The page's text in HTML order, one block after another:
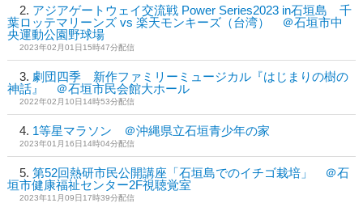
アジアゲートウェイ交流戦 Power Series2023 in石垣島 千
葉ロッテマリーンズ vs 楽天モンキーズ（台湾） ＠石垣市中
央運動公園野球場
2023年02月01日15時47分配信
劇団四季 新作ファミリーミュージカル『はじまりの樹の
神話』 ＠石垣市民会館大ホール
2022年02月10日14時53分配信
1等星マラソン ＠沖縄県立石垣青少年の家
2023年01月16日14時04分配信
第52回熱研市民公開講座「石垣島でのイチゴ栽培」 ＠石
垣市健康福祉センター2F視聴覚室
2023年11月09日17時39分配信